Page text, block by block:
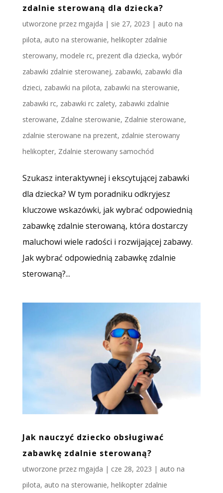
zdalnie sterowaną dla dziecka?
utworzone przez mgajda | sie 27, 2023 | auto na
pilota, auto na sterowanie, helikopter zdalnie
sterowany, modele rc, prezent dla dziecka, wybór
zabawki zdalnie sterowanej, zabawki, zabawki dla
dzieci, zabawki na pilota, zabawki na sterowanie,
zabawki rc, zabawki rc zalety, zabawki zdalnie
sterowane, Zdalne sterowanie, Zdalnie sterowane,
zdalnie sterowane na prezent, zdalnie sterowany
helikopter, Zdalnie sterowany samochód
Szukasz interaktywnej i ekscytującej zabawki
dla dziecka? W tym poradniku odkryjesz
kluczowe wskazówki, jak wybrać odpowiednią
zabawkę zdalnie sterowaną, która dostarczy
maluchowi wiele radości i rozwijającej zabawy.
Jak wybrać odpowiednią zabawkę zdalnie
sterowaną?...
Jak nauczyć dziecko obsługiwać
zabawkę zdalnie sterowaną?
utworzone przez mgajda | cze 28, 2023 | auto na
pilota, auto na sterowanie, helikopter zdalnie